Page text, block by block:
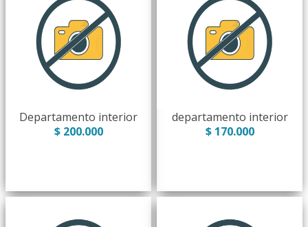
Departamento interior
$ 200.000
departamento interior
$ 170.000